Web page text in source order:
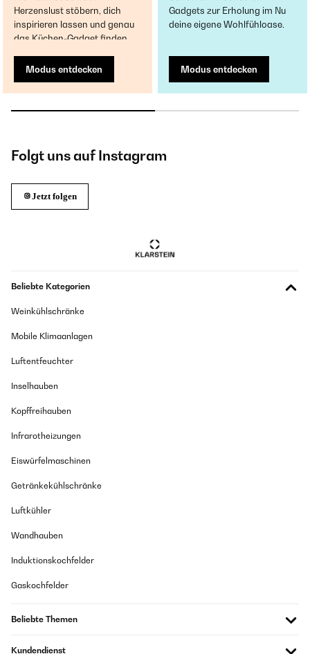
Herzenslust stöbern, dich
inspirieren lassen und genau
das Küchen-Gadget finden.
Modus entdecken
Gadgets zur Erholung im Nu
deine eigene Wohlfühloase.
Modus entdecken
Folgt uns auf Instagram
Jetzt folgen
Beliebte Kategorien
Weinkühlschränke
Mobile Klimaanlagen
Luftentfeuchter
Inselhauben
Kopffreihauben
Infrarotheizungen
Eiswürfelmaschinen
Getränkekühlschränke
Luftkühler
Wandhauben
Induktionskochfelder
Gaskochfelder
Beliebte Themen
Kundendienst